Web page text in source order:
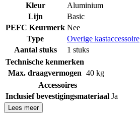
Kleur
Aluminium
Lijn
Basic
PEFC Keurmerk Nee
Type
Overige kastaccessoire
Aantal stuks
1 stuks
Technische kenmerken
Max. draagvermogen 40 kg
Accessoires
Inclusief bevestigingsmateriaal Ja
Lees meer